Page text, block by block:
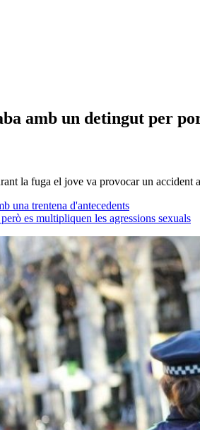
amb un detingut per
la fuga el jove va provocar un accident
una trentena d'antecedents
es multipliquen les agressions sexuals